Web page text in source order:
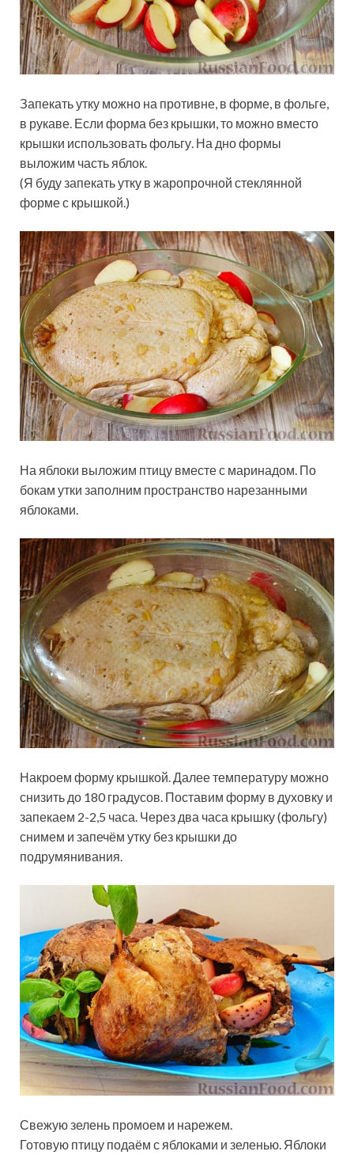
Запекать утку можно на противне, в форме, в фольге,
в рукаве. Если форма без крышки, то можно вместо
крышки использовать фольгу. На дно формы
выложим часть яблок.
(Я буду запекать утку в жаропрочной стеклянной
форме с крышкой.)
На яблоки выложим птицу вместе с маринадом. По
бокам утки заполним пространство нарезанными
яблоками.
Накроем форму крышкой. Далее температуру можно
снизить до 180 градусов. Поставим форму в духовку и
запекаем 2-2,5 часа. Через два часа крышку (фольгу)
снимем и запечём утку без крышки до
подрумянивания.
Свежую зелень промоем и нарежем.
Готовую птицу подаём с яблоками и зеленью. Яблоки